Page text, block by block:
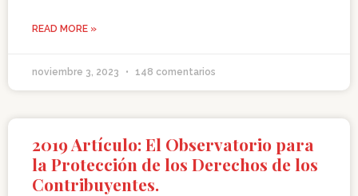
READ MORE »
noviembre 3, 2023 148 comentarios
2019 Artículo: El Observatorio para
la Protección de los Derechos de los
Contribuyentes.